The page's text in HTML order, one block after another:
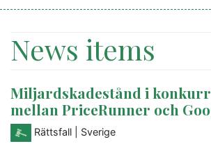
News items
Miljardskadestånd i
mellan PriceRunner och
Rättsfall | Sverige